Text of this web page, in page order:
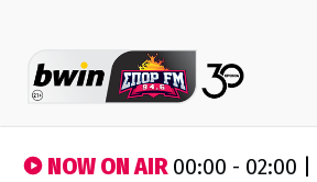
NOW ON AIR00:00 - 02:00 |